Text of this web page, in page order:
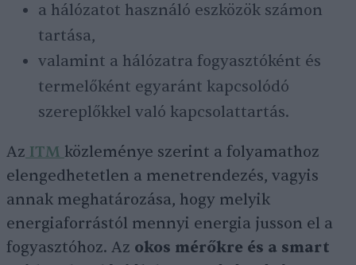
a hálózatot használó eszközök számon
tartása,
valamint a hálózatra fogyasztóként és
termelőként egyaránt kapcsolódó
szereplőkkel való kapcsolattartás.
Az ITM közleménye szerint a folyamathoz
elengedhetetlen a menetrendezés, vagyis
annak meghatározása, hogy melyik
energiaforrástól mennyi energia jusson el a
fogyasztóhoz. Az okos mérőkre és a smart